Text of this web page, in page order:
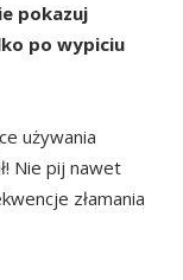
pokazuj
po wypiciu
używania
Nie pij nawet
złamania